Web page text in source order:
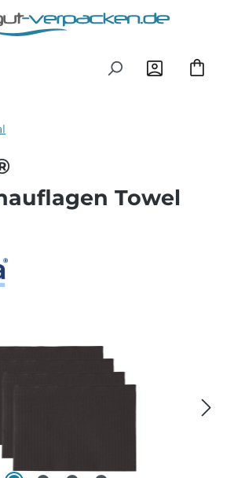
springen
Towel